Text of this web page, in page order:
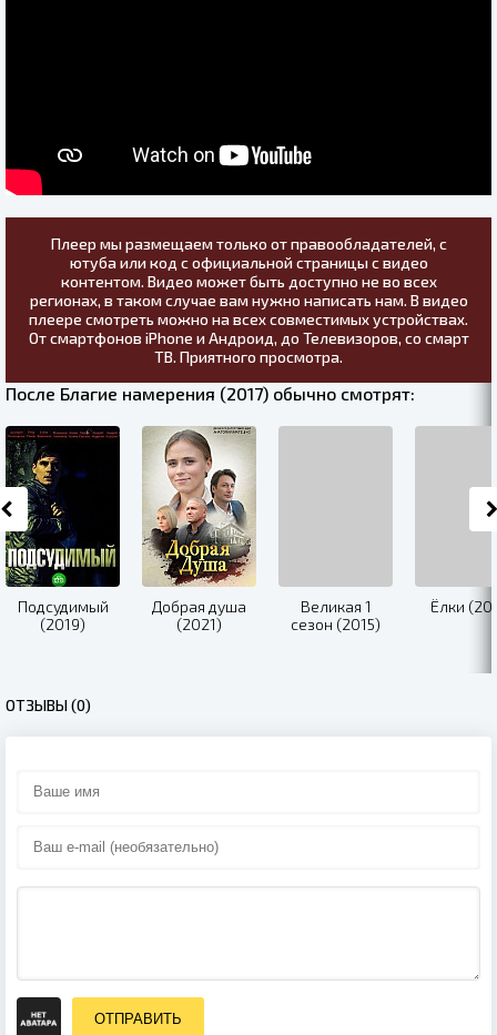
Плеер мы размещаем только от правообладателей, с
ютуба или код с официальной страницы с видео
контентом. Видео может быть доступно не во всех
регионах, в таком случае вам нужно написать нам. В видео
плеере смотреть можно на всех совместимых устройствах.
От смартфонов iPhone и Андроид, до Телевизоров, со смарт
ТВ. Приятного просмотра.
После Благие намерения (2017) обычно смотрят:
Подсудимый
(2019)
Добрая душа
(2021)
Великая 1
сезон (2015)
Ёлки
ОТЗЫВЫ (0)
ОТПРАВИТЬ